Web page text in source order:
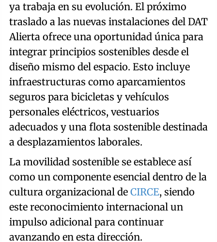
ya trabaja en su evolución. El próximo
traslado a las nuevas instalaciones del DAT
Alierta ofrece una oportunidad única para
integrar principios sostenibles desde el
diseño mismo del espacio. Esto incluye
infraestructuras como aparcamientos
seguros para bicicletas y vehículos
personales eléctricos, vestuarios
adecuados y una flota sostenible destinada
a desplazamientos laborales.
La movilidad sostenible se establece así
como un componente esencial dentro de la
cultura organizacional de CIRCE, siendo
este reconocimiento internacional un
impulso adicional para continuar
avanzando en esta dirección.